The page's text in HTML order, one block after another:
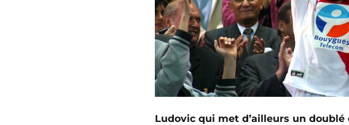
Ludovic qui met d’ailleurs un doublé